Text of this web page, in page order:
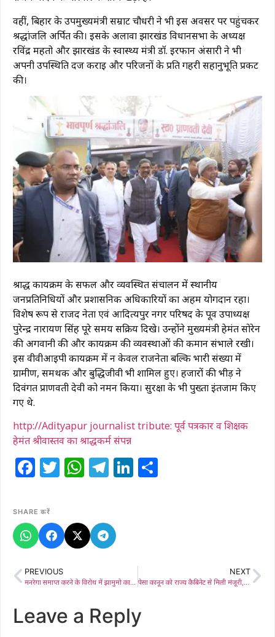
​वहीं, बिहार के उपमुख्यमंत्री सम्राट चौधरी ने भी इस अवसर पर पहुंचकर
श्रद्धांजलि अर्पित की। इसके अलावा झारखंड विधानसभा के अध्यक्ष
रविंद्र महतो और झारखंड के स्वास्थ्य मंत्री डॉ. इरफान अंसारी ने भी
अपनी उपस्थिति दर्ज कराई और परिजनों के प्रति गहरी सहानुभूति प्रकट
की।
​श्राद्ध कार्यक्रम के सफल और व्यवस्थित संचालन में स्थानीय
जनप्रतिनिधियों और प्रशासनिक अधिकारियों का अहम योगदान रहा।
विशेष रूप से राजद नेता एवं आदित्यपुर नगर परिषद के पूर्व उपाध्यक्ष
पुरेन्द्र नारायण सिंह पूरे समय सक्रिय दिखे। उन्होंने मुख्यमंत्री हेमंत सोरेन
की अगवानी की और कार्यक्रम की व्यवस्थाओं की कमान संभाले रखी।
​इस वीवीआईपी कार्यक्रम में न केवल राजनेता बल्कि भारी संख्या में
ग्रामीण, समर्थक और बुद्धिजीवी भी शामिल हुए। हजारों की भीड़ ने
दिवंगत प्राणवती देवी को नमन किया। सुरक्षा के भी पुख्ता इंतजाम किए
गए थे.
http://Adityapur journalist tribute: पूर्व पत्रकार व शिक्षक
हेमंत श्रीवास्तव का श्राद्धकर्म संपन्न
Facebook
Twitter
WhatsApp
Telegram
LinkedIn
SHARE करें
PREVIOUS
मनरेगा समाप्त करने के विरोध में झामुमो का राज्यव्यापी धरना, केन्द्र सरकार पर लगाए गंभीर आरोप
NEXT
पेसा कानून को राज्य कैबिनेट से मिली मंजूरी, झामुमो ने मनाया ऐतिहासिक फैसला
Leave a Reply